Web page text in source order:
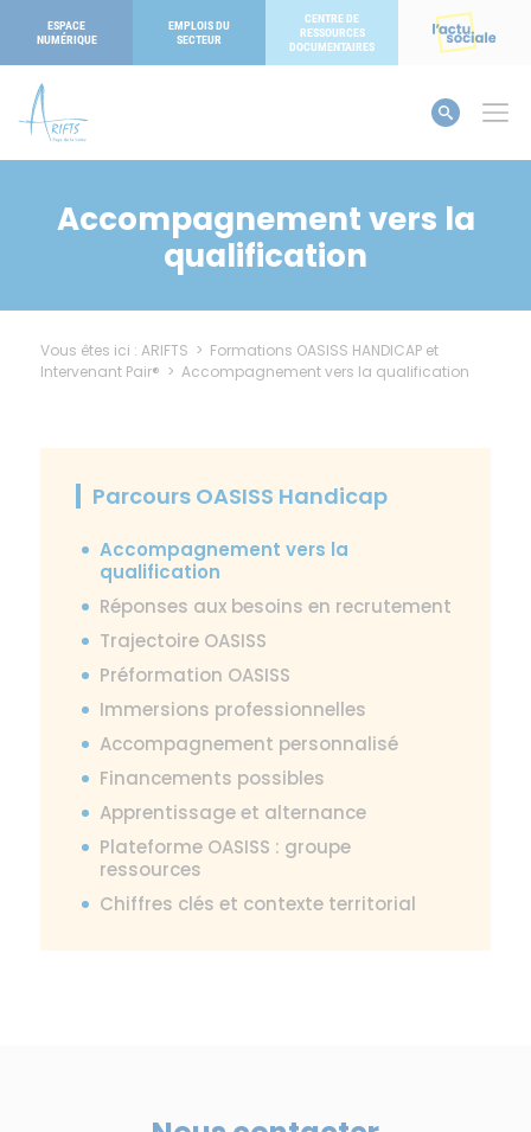
ESPACE
NUMÉRIQUE
EMPLOIS DU
SECTEUR
CENTRE DE
RESSOURCES
DOCUMENTAIRES
Accompagnement vers la
qualification
Vous êtes ici : ARIFTS > Formations OASISS HANDICAP et
Intervenant Pair® > Accompagnement vers la qualification
Parcours OASISS Handicap
Accompagnement vers la
qualification
Réponses aux besoins en recrutement
Trajectoire OASISS
Préformation OASISS
Immersions professionnelles
Accompagnement personnalisé
Financements possibles
Apprentissage et alternance
Plateforme OASISS : groupe
ressources
Chiffres clés et contexte territorial